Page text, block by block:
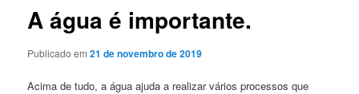
A água é importante.
Publicado em21 de novembro de 2019
Acima de tudo, a água ajuda a realizar vários processos que